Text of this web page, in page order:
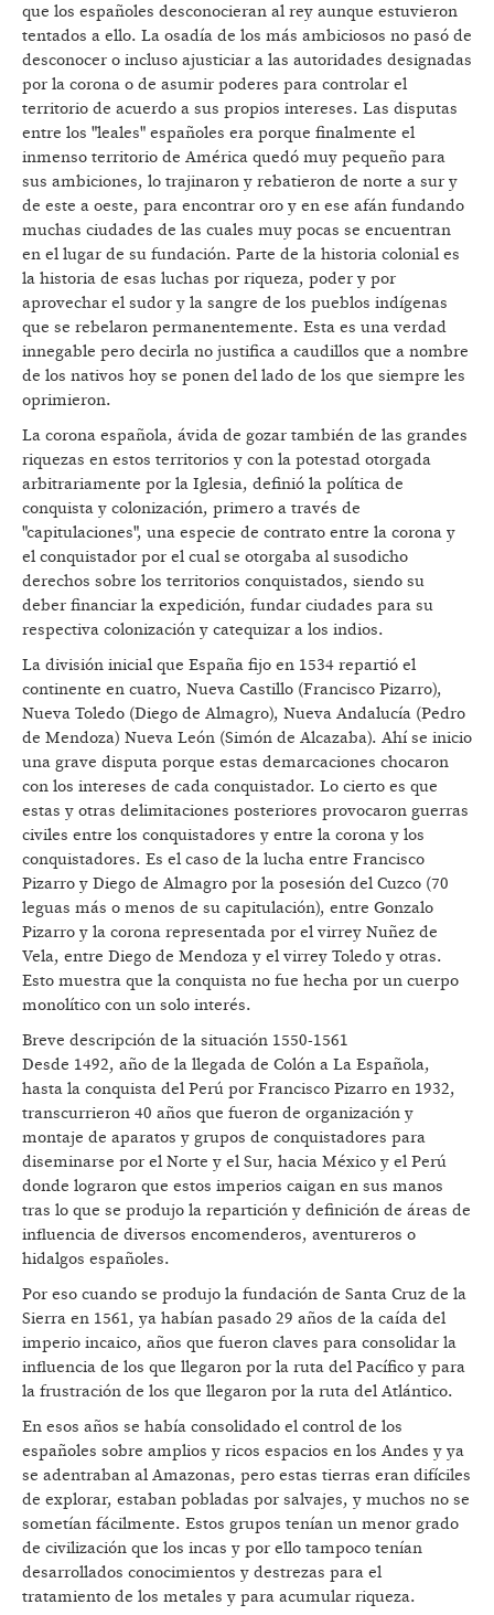
que los españoles desconocieran al rey aunque estuvieron
tentados a ello. La osadía de los más ambiciosos no pasó de
desconocer o incluso ajusticiar a las autoridades designadas
por la corona o de asumir poderes para controlar el
territorio de acuerdo a sus propios intereses. Las disputas
entre los "leales" españoles era porque finalmente el
inmenso territorio de América quedó muy pequeño para
sus ambiciones, lo trajinaron y rebatieron de norte a sur y
de este a oeste, para encontrar oro y en ese afán fundando
muchas ciudades de las cuales muy pocas se encuentran
en el lugar de su fundación. Parte de la historia colonial es
la historia de esas luchas por riqueza, poder y por
aprovechar el sudor y la sangre de los pueblos indígenas
que se rebelaron permanentemente. Esta es una verdad
innegable pero decirla no justifica a caudillos que a nombre
de los nativos hoy se ponen del lado de los que siempre les
oprimieron.
La corona española, ávida de gozar también de las grandes
riquezas en estos territorios y con la potestad otorgada
arbitrariamente por la Iglesia, definió la política de
conquista y colonización, primero a través de
"capitulaciones", una especie de contrato entre la corona y
el conquistador por el cual se otorgaba al susodicho
derechos sobre los territorios conquistados, siendo su
deber financiar la expedición, fundar ciudades para su
respectiva colonización y catequizar a los indios.
La división inicial que España fijo en 1534 repartió el
continente en cuatro, Nueva Castillo (Francisco Pizarro),
Nueva Toledo (Diego de Almagro), Nueva Andalucía (Pedro
de Mendoza) Nueva León (Simón de Alcazaba). Ahí se inicio
una grave disputa porque estas demarcaciones chocaron
con los intereses de cada conquistador. Lo cierto es que
estas y otras delimitaciones posteriores provocaron guerras
civiles entre los conquistadores y entre la corona y los
conquistadores. Es el caso de la lucha entre Francisco
Pizarro y Diego de Almagro por la posesión del Cuzco (70
leguas más o menos de su capitulación), entre Gonzalo
Pizarro y la corona representada por el virrey Nuñez de
Vela, entre Diego de Mendoza y el virrey Toledo y otras.
Esto muestra que la conquista no fue hecha por un cuerpo
monolítico con un solo interés.
Breve descripción de la situación 1550-1561
Desde 1492, año de la llegada de Colón a La Española,
hasta la conquista del Perú por Francisco Pizarro en 1932,
transcurrieron 40 años que fueron de organización y
montaje de aparatos y grupos de conquistadores para
diseminarse por el Norte y el Sur, hacia México y el Perú
donde lograron que estos imperios caigan en sus manos
tras lo que se produjo la repartición y definición de áreas de
influencia de diversos encomenderos, aventureros o
hidalgos españoles.
Por eso cuando se produjo la fundación de Santa Cruz de la
Sierra en 1561, ya habían pasado 29 años de la caída del
imperio incaico, años que fueron claves para consolidar la
influencia de los que llegaron por la ruta del Pacífico y para
la frustración de los que llegaron por la ruta del Atlántico.
En esos años se había consolidado el control de los
españoles sobre amplios y ricos espacios en los Andes y ya
se adentraban al Amazonas, pero estas tierras eran difíciles
de explorar, estaban pobladas por salvajes, y muchos no se
sometían fácilmente. Estos grupos tenían un menor grado
de civilización que los incas y por ello tampoco tenían
desarrollados conocimientos y destrezas para el
tratamiento de los metales y para acumular riqueza.